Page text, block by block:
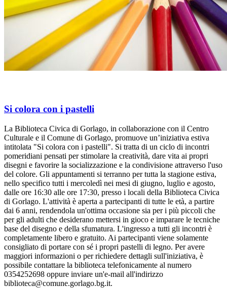
Si colora con i pastelli
La Biblioteca Civica di Gorlago, in collaborazione con il Centro
Culturale e il Comune di Gorlago, promuove un’iniziativa estiva
intitolata "Si colora con i pastelli". Si tratta di un ciclo di incontri
pomeridiani pensati per stimolare la creatività, dare vita ai propri
disegni e favorire la socializzazione e la condivisione attraverso l'uso
del colore. Gli appuntamenti si terranno per tutta la stagione estiva,
nello specifico tutti i mercoledì nei mesi di giugno, luglio e agosto,
dalle ore 16:30 alle ore 17:30, presso i locali della Biblioteca Civica
di Gorlago. L'attività è aperta a partecipanti di tutte le età, a partire
dai 6 anni, rendendola un'ottima occasione sia per i più piccoli che
per gli adulti che desiderano mettersi in gioco e imparare le tecniche
base del disegno e della sfumatura. L'ingresso a tutti gli incontri è
completamente libero e gratuito. Ai partecipanti viene solamente
consigliato di portare con sé i propri pastelli di legno. Per avere
maggiori informazioni o per richiedere dettagli sull'iniziativa, è
possibile contattare la biblioteca telefonicamente al numero
0354252698 oppure inviare un'e-mail all'indirizzo
biblioteca@comune.gorlago.bg.it.